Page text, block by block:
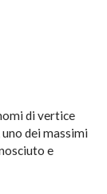
di vertice
dei massimi
e